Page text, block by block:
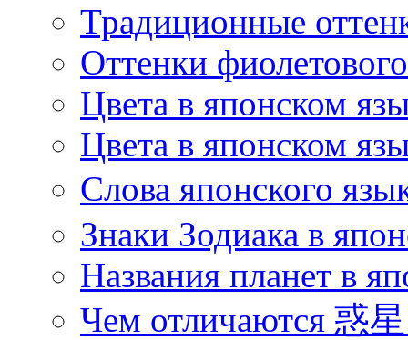
Традиционные
Оттенки
Цвета в японском
Цвета в японском
Слова японского
Знаки Зодиака в
Названия планет в
Чем отличаются 惑